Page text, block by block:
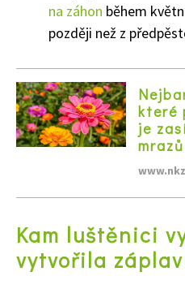
na záhon během
později než z
které
je
Kam luštěnici
vytvořila